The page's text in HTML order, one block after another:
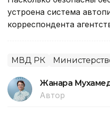
устроена система
корреспондента
МВД РК
Жанара
Автор